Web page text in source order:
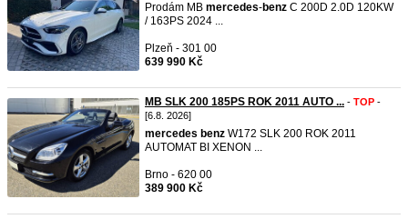
Prodám MB mercedes-benz C 200D 2.0D 120KW
/ 163PS 2024 ...
Plzeň - 301 00
639 990 Kč
MB SLK 200 185PS ROK 2011 AUTO ... - TOP -
[6.8. 2026]
mercedes benz W172 SLK 200 ROK 2011
AUTOMAT BI XENON ...
Brno - 620 00
389 900 Kč